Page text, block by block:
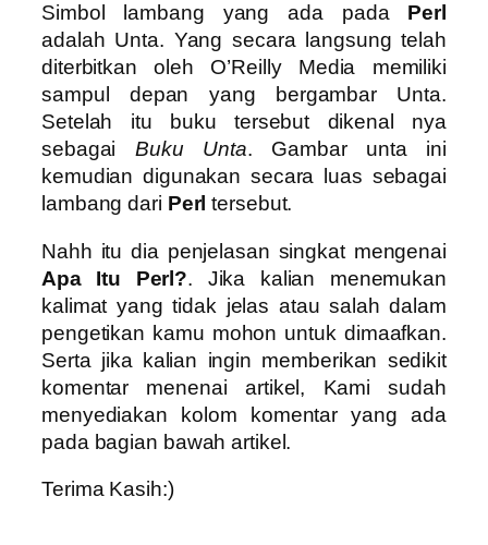
Simbol lambang yang ada pada Perl
adalah Unta. Yang secara langsung telah
diterbitkan oleh O’Reilly Media memiliki
sampul depan yang bergambar Unta.
Setelah itu buku tersebut dikenal nya
sebagai Buku Unta. Gambar unta ini
kemudian digunakan secara luas sebagai
lambang dari Perl tersebut.
Nahh itu dia penjelasan singkat mengenai
Apa Itu Perl?. Jika kalian menemukan
kalimat yang tidak jelas atau salah dalam
pengetikan kamu mohon untuk dimaafkan.
Serta jika kalian ingin memberikan sedikit
komentar menenai artikel, Kami sudah
menyediakan kolom komentar yang ada
pada bagian bawah artikel.
Terima Kasih:)